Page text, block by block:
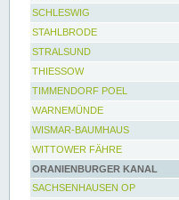
SCHLESWIG
STAHLBRODE
STRALSUND
THIESSOW
TIMMENDORF POEL
WARNEMÜNDE
WISMAR-BAUMHAUS
WITTOWER FÄHRE
ORANIENBURGER KANAL
SACHSENHAUSEN OP